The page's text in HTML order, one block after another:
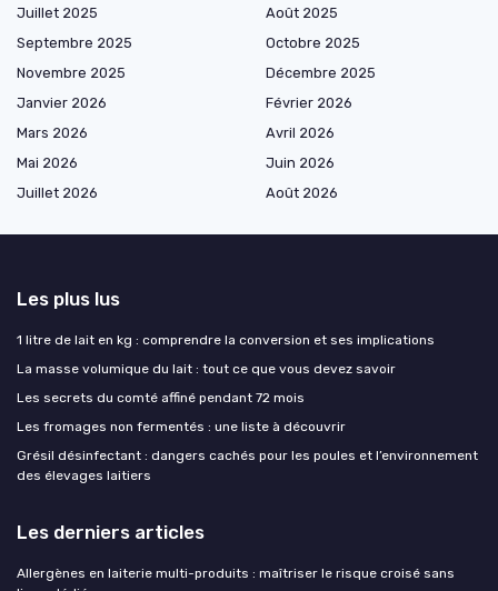
Juillet 2025
Août 2025
Septembre 2025
Octobre 2025
Novembre 2025
Décembre 2025
Janvier 2026
Février 2026
Mars 2026
Avril 2026
Mai 2026
Juin 2026
Juillet 2026
Août 2026
Les plus lus
1 litre de lait en kg : comprendre la conversion et ses implications
La masse volumique du lait : tout ce que vous devez savoir
Les secrets du comté affiné pendant 72 mois
Les fromages non fermentés : une liste à découvrir
Grésil désinfectant : dangers cachés pour les poules et l’environnement
des élevages laitiers
Les derniers articles
Allergènes en laiterie multi-produits : maîtriser le risque croisé sans